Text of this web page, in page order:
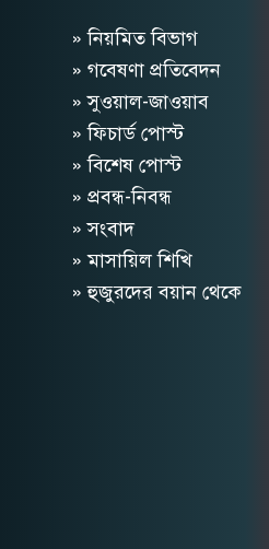
» নিয়মিত বিভাগ
» গবেষণা প্রতিবেদন
» সুওয়াল-জাওয়াব
» ফিচার্ড পোস্ট
» বিশেষ পোস্ট
» প্রবন্ধ-নিবন্ধ
» সংবাদ
» মাসায়িল শিখি
» হুজুরদের বয়ান থেকে